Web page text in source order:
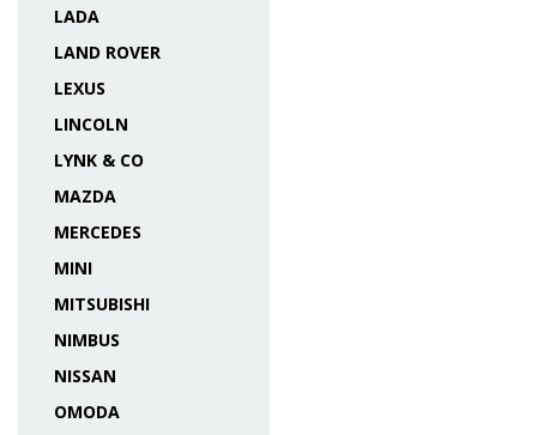
LADA
LAND ROVER
LEXUS
LINCOLN
LYNK & CO
MAZDA
MERCEDES
MINI
MITSUBISHI
NIMBUS
NISSAN
OMODA